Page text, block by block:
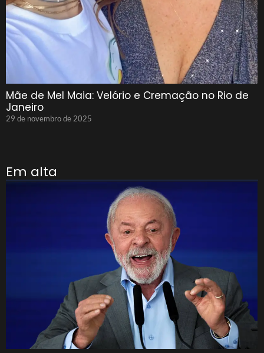
Mãe de Mel Maia: Velório e Cremação no Rio de
Janeiro
29 de novembro de 2025
Em alta